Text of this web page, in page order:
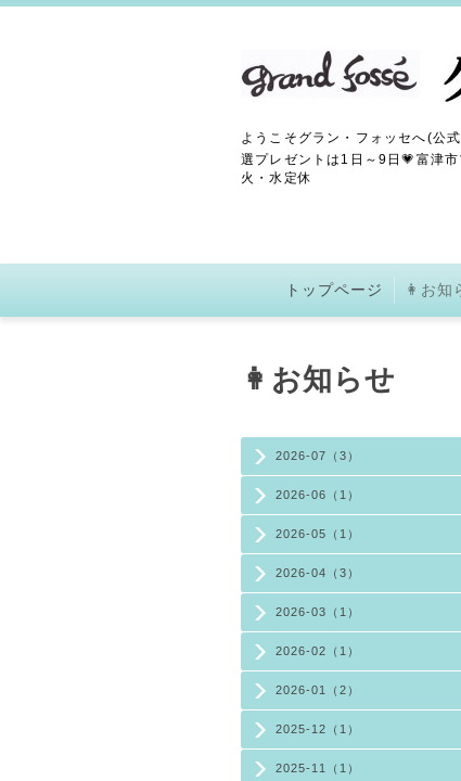
ようこそグラン・フォッセへ(公
選プレゼントは1日～9日💗富津
火・水定休
トップページ 👩お知
2026-07（3）
2026-06（1）
2026-05（1）
2026-04（3）
2026-03（1）
2026-02（1）
2026-01（2）
2025-12（1）
2025-11（1）
👩お知らせ